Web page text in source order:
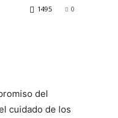
0
1495
del
cuidado de los